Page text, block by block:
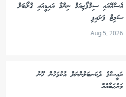
އެސްއޭއައި ސިމްޕޯޒިއަމް ނިންމާ އައިޑީއައި ގްލޯބަލް
ސަމިޓް ފަށައިފި
Aug 5, 2026
ރައީސްގެ ދެކަނބަލުންނަށް އުކުޅަހުން ހޫނު
މަރުޙަބާއެއް